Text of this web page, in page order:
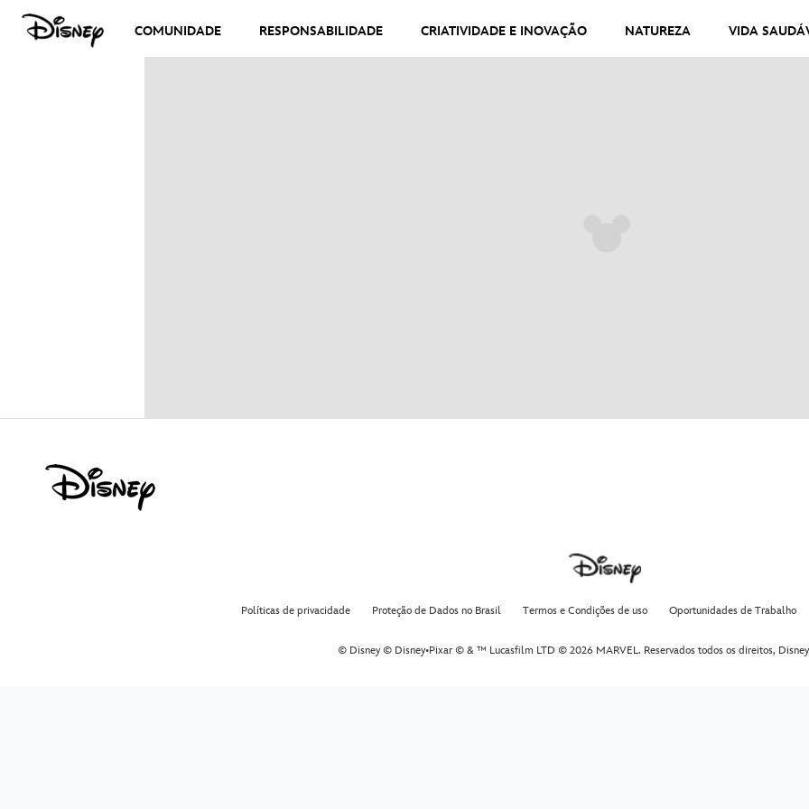
COMUNIDADE RESPONSABILIDADE CRIATIVIDADE E INOVAÇÃO NATUREZA VIDA
Políticas de privacidade Proteção de Dados no Brasil Termos e Condições de uso Oportunidades de Trabalho
© Disney © Disney•Pixar © & ™ Lucasfilm LTD © 2026 MARVEL. Reservados todos os direitos,